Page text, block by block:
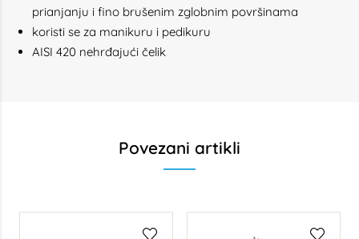
prianjanju i fino brušenim zglobnim površinama
koristi se za manikuru i pedikuru
AISI 420 nehrđajući čelik
Povezani artikli